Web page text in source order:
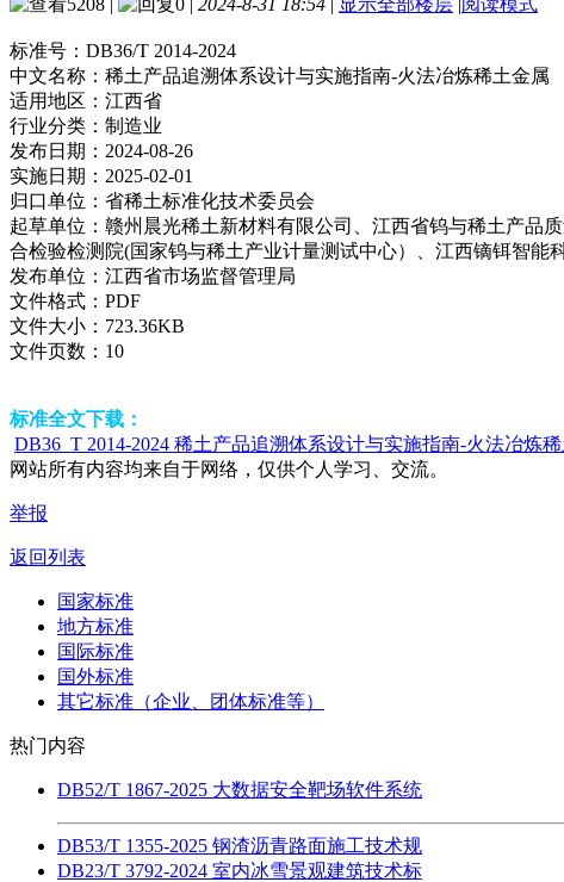
标准号： DB36/T 2014-2024
中文名称： 稀土产品追溯体系设计与实施指南-火法冶炼稀土金属
适用地区： 江西省
行业分类： 制造业
发布日期： 2024-08-26
实施日期： 2025-02-01
归口单位： 省稀土标准化技术委员会
起草单位： 赣州晨光稀土新材料有限公司、江西省钨与稀土产品
合检验检测院(国家钨与稀土产业计量测试中心）、江西镝铒智能
发布单位： 江西省市场监督管理局
文件格式： PDF
文件大小： 723.36KB
文件页数： 10
标准全文下载：
DB36_T 2014-2024 稀土产品追溯体系设计与实施指南-火法冶炼
网站所有内容均来自于网络，仅供个人学习、交流。
举报
返回列表
国家标准
地方标准
国际标准
国外标准
其它标准（企业、团体标准等）
热门内容
DB52/T 1867-2025 大数据安全靶场软件系统
DB53/T 1355-2025 钢渣沥青路面施工技术规
DB23/T 3792-2024 室内冰雪景观建筑技术标